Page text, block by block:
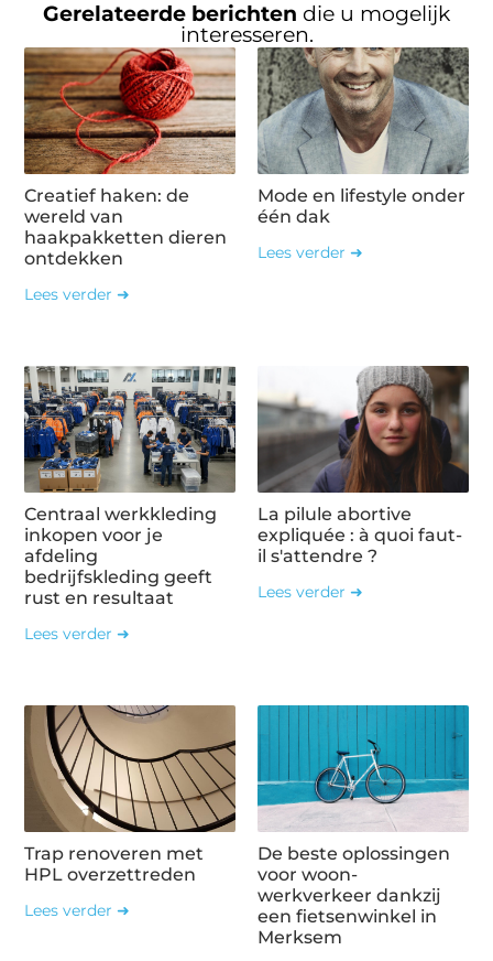
Gerelateerde berichten die u mogelijk
interesseren.
Creatief haken: de
wereld van
haakpakketten dieren
ontdekken
Lees verder ➜
Mode en lifestyle onder
één dak
Lees verder ➜
Centraal werkkleding
inkopen voor je
afdeling
bedrijfskleding geeft
rust en resultaat
Lees verder ➜
La pilule abortive
expliquée : à quoi faut-
il s'attendre ?
Lees verder ➜
Trap renoveren met
HPL overzettreden
Lees verder ➜
De beste oplossingen
voor woon-
werkverkeer dankzij
een fietsenwinkel in
Merksem